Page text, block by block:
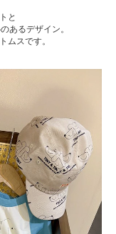
と
あるデザイン。
ムスです。